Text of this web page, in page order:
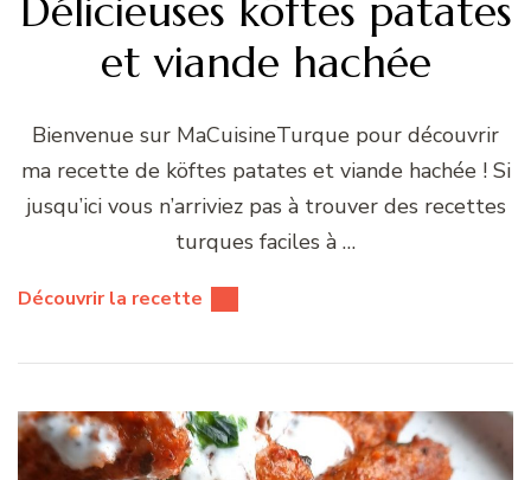
Délicieuses köftes patates
et viande hachée
Bienvenue sur MaCuisineTurque pour découvrir
ma recette de köftes patates et viande hachée ! Si
jusqu’ici vous n’arriviez pas à trouver des recettes
turques faciles à …
Découvrir la recette